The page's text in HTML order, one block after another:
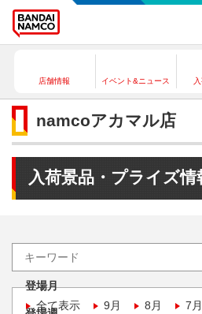
店舗情報 イベント&ニュース
namcoアカマル店
入荷景品・プライズ情
登場月
全て表示
9月 8月 7月